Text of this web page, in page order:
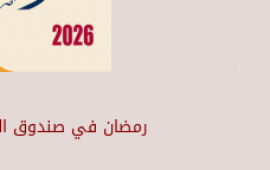
رمضان في صندوق